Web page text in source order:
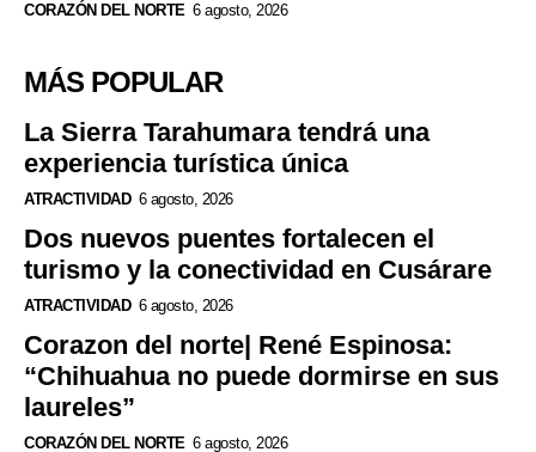
CORAZÓN DEL NORTE 6 agosto, 2026
MÁS POPULAR
La Sierra Tarahumara tendrá una
experiencia turística única
ATRACTIVIDAD 6 agosto, 2026
Dos nuevos puentes fortalecen el
turismo y la conectividad en Cusárare
ATRACTIVIDAD 6 agosto, 2026
Corazon del norte| René Espinosa:
“Chihuahua no puede dormirse en sus
laureles”
CORAZÓN DEL NORTE 6 agosto, 2026